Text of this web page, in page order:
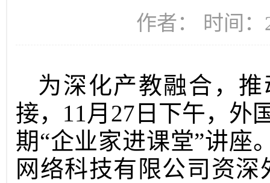
作者： 时间：
为深化产教融合，
接，11月27日下午，外
期“企业家进课堂”讲座
网络科技有限公司资